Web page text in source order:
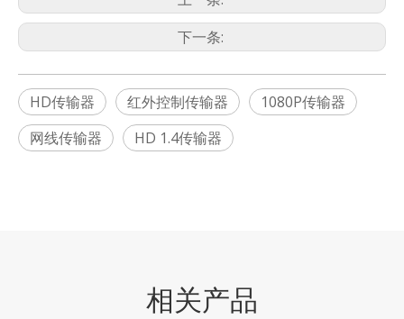
下一条:
HD传输器 红外控制传输器
1080P传输器
网线传输器
HD 1.4传输器
相关产品